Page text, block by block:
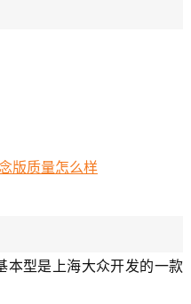
版质量怎么样
本型是上海大众开发的一款